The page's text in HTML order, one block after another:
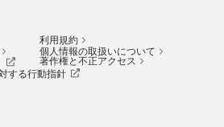
利用規約
個人情報の取扱いについて
著作権と不正アクセス
する行動指針